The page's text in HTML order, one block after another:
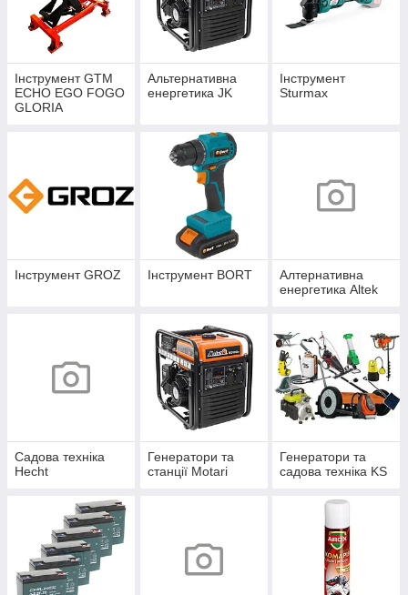
Інструмент GTM
ECHO EGO FOGO
GLORIA
Альтернативна
енергетика JK
Інструмент
Sturmax
Інструмент GROZ Інструмент BORT
Алтернативна
енергетика Altek
Садова техніка
Hecht
Генератори та
станції Motari
Генератори та
садова техніка KS